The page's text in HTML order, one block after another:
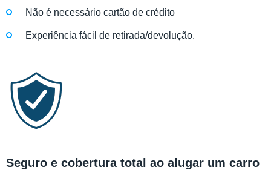
Não é necessário cartão de crédito
Experiência fácil de retirada/devolução.
Seguro e cobertura total ao alugar um carro